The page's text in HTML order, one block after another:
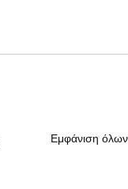
Εμφάνιση όλων